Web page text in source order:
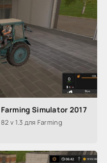
Simulator 2017
v 1.3 для Farming